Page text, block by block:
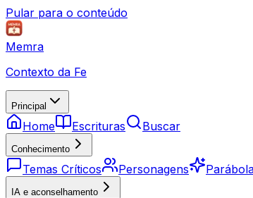
Pular para o conteúdo
Memra
Contexto da Fe
Principal
Home Escrituras Buscar
Conhecimento
Temas Críticos Personagens
IA e aconselhamento